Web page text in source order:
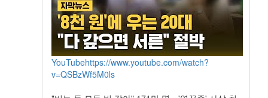
YouTubehttps://www.youtube.com/watch?
v=QSBzWf5M0ls